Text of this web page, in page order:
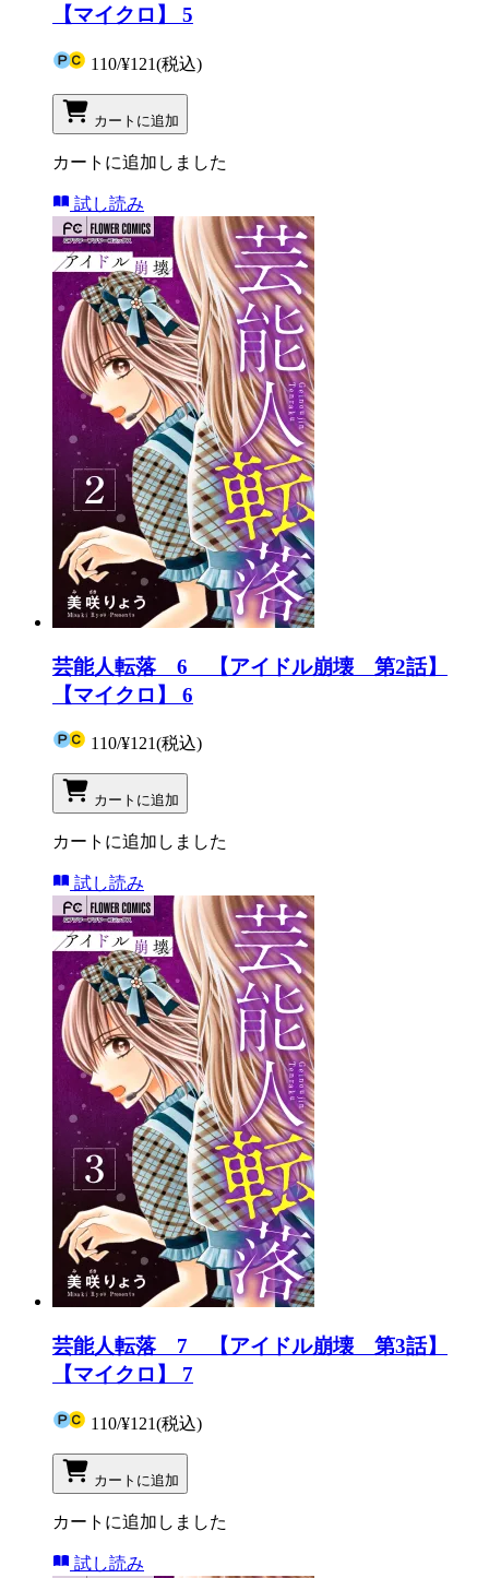
【マイクロ】 5
110/¥121(税込)
カートに追加
カートに追加しました
試し読み
芸能人転落 6 【アイドル崩壊 第2話】
【マイクロ】 6
110/¥121(税込)
カートに追加
カートに追加しました
試し読み
芸能人転落 7 【アイドル崩壊 第3話】
【マイクロ】 7
110/¥121(税込)
カートに追加
カートに追加しました
試し読み